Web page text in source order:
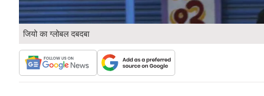
जियो का ग्लोबल दबदबा